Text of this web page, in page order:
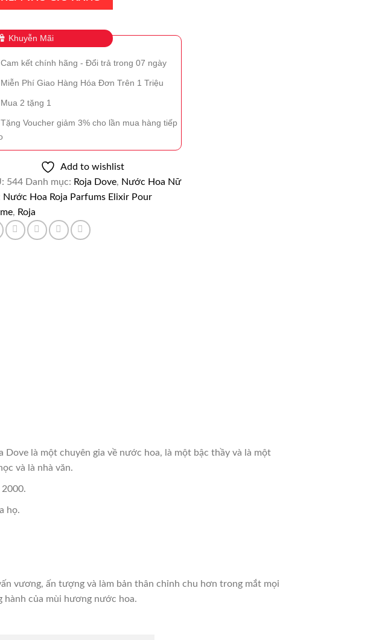
Khuyễn Mãi
Cam kết chính hãng - Đổi trả trong 07 ngày
Miễn Phí Giao Hàng Hóa Đơn Trên 1 Triệu
Mua 2 tặng 1
Tặng Voucher giảm 3% cho lần mua hàng tiếp
Add to wishlist
544 Danh mục: Roja Dove, Nước Hoa Nữ
Nước Hoa Roja Parfums Elixir Pour
, Roja
là một chuyên gia về nước hoa, là một bậc thầy và là một
và là nhà văn.
họ.
vương, ấn tượng và làm bản thân chỉnh chu hơn trong mắt mọi
hành của mùi hương nước hoa.